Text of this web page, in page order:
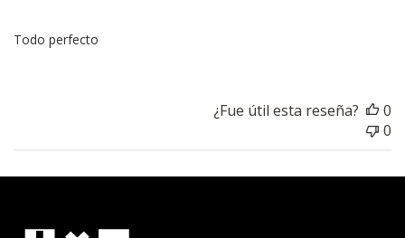
Todo perfecto
¿Fue útil esta reseña?
0
0